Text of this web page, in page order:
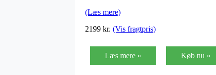
(Læs mere)
2199 kr. (Vis fragtpris)
Læs mere » Køb nu »